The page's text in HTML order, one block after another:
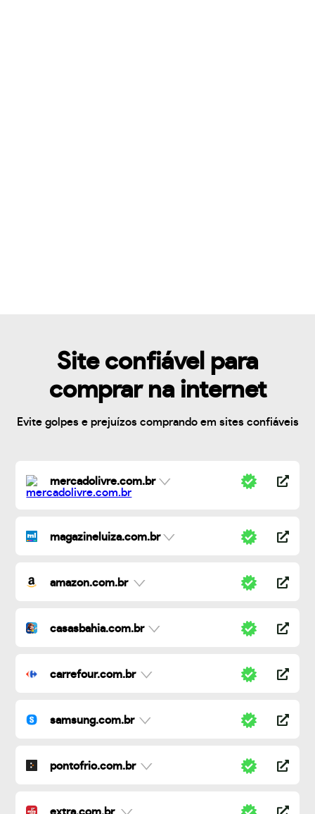
Site confiável para
comprar na internet
Evite golpes e prejuízos comprando em sites confiáveis
mercadolivre.com.br
magazineluiza.com.br
amazon.com.br
casasbahia.com.br
carrefour.com.br
samsung.com.br
pontofrio.com.br